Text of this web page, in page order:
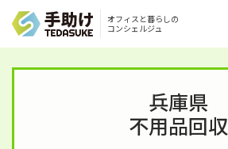
オフィスと暮らしの
コンシェルジュ
兵庫県
不用品回収